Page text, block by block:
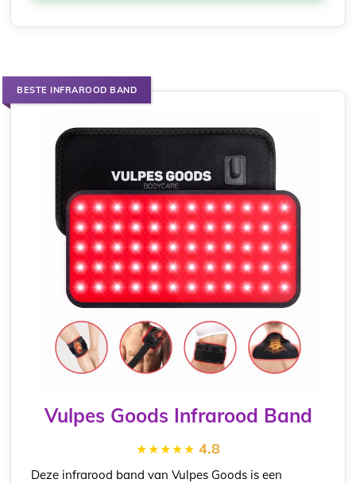
BESTE INFRAROOD BAND
Vulpes Goods Infrarood Band
4.8
Deze infrarood band van Vulpes Goods is een